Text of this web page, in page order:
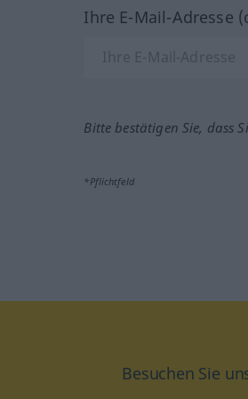
Ihre E-Mail-Adresse
Bitte bestätigen Sie, dass
*Pflichtfeld
Besuchen Sie